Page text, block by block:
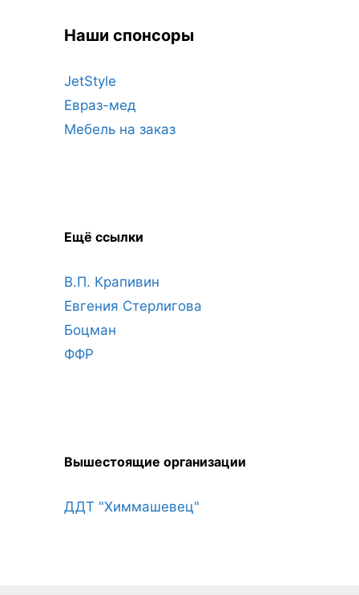
Наши спонсоры
JetStyle
Евраз-мед
Мебель на заказ
Ещё ссылки
В.П. Крапивин
Евгения Стерлигова
Боцман
ФФР
Вышестоящие организации
ДДТ "Химмашевец"